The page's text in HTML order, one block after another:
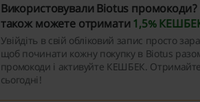
Використовували Biotus
також можете отримати1,5%
Увійдіть в свій обліковий запис просто
щоб починати кожну покупку в Biotus
промокоди і активуйте КЕШБЕК.
сьогодні!